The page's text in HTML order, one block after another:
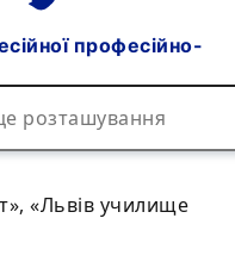
професійно-
«Львів училище